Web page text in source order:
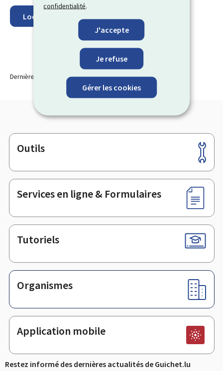
confidentialité.
J'accepte
Je refuse
Gérer les cookies
Localisez sur la carte
Dernière modification le30.03.2026
Pied
de
page
Outils
Services en ligne & Formulaires
Tutoriels
Organismes
Application mobile
Restez informé des dernières actualités de Guichet.lu